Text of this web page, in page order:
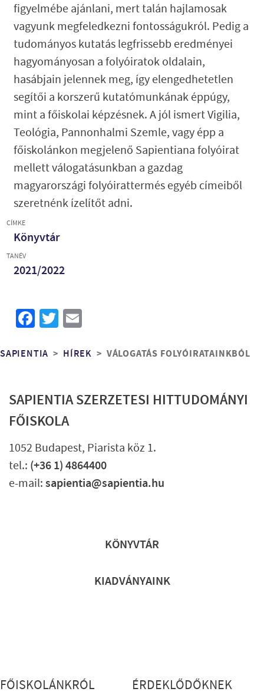
figyelmébe ajánlani, mert talán hajlamosak
vagyunk megfeledkezni fontosságukról. Pedig a
tudományos kutatás legfrissebb eredményei
hagyományosan a folyóiratok oldalain,
hasábjain jelennek meg, így elengedhetetlen
segítői a korszerű kutatómunkának éppúgy,
mint a főiskolai képzésnek. A jól ismert Vigilia,
Teológia, Pannonhalmi Szemle, vagy épp a
főiskolánkon megjelenő Sapientiana folyóirat
mellett válogatásunkban a gazdag
magyarországi folyóirattermés egyéb címeiből
szeretnénk ízelítőt adni.
CÍMKE
Könyvtár
TANÉV
2021/2022
Facebook
Twitter
Email
Morzsa
SAPIENTIA HÍREK VÁLOGATÁS FOLYÓIRATAINKBÓL
SAPIENTIA SZERZETESI HITTUDOMÁNYI
FŐISKOLA
1052 Budapest, Piarista köz 1.
tel.: (+36 1) 4864400
e-mail:sapientia@sapientia.hu
KÖNYVTÁR
KIADVÁNYAINK
FŐISKOLÁNKRÓL ÉRDEKLŐDŐKNEK